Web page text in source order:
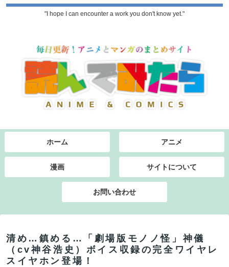
"I hope I can encounter a work you don't know yet."
ホーム アニメ
漫画 サイトについて
お問い合わせ
清め…鎮める…「劇場版モノノ怪」神儀
（cv神谷浩史）ボイス収録の完全ワイヤレ
スイヤホン登場！